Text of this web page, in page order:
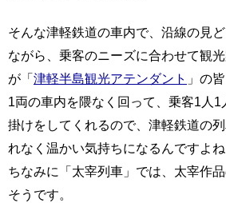
そんな津軽鉄道の車内で、沿線の見
ながら、乗客のニーズに合わせて観
が「津軽半島観光アテンダント 」の
1両の車内を隈なく回って、乗客1人
掛けをしてくれるので、津軽鉄道の
れなく温かい気持ちになるんですよね
ちなみに「太宰列車」では、太宰作
そうです。